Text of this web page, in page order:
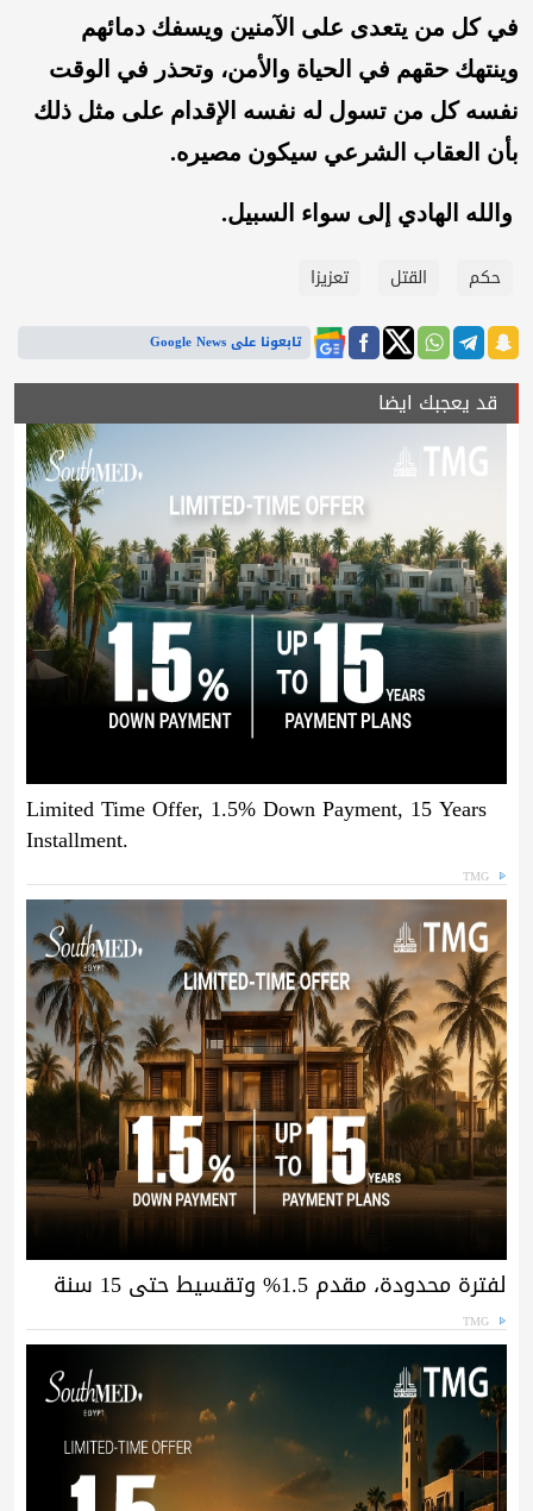
في كل من يتعدى على الآمنين ويسفك دمائهم
وينتهك حقهم في الحياة والأمن، وتحذر في الوقت
نفسه كل من تسول له نفسه الإقدام على مثل ذلك
بأن العقاب الشرعي سيكون مصيره.
والله الهادي إلى سواء السبيل.
حكم القتل تعزيزا
تابعونا على Google News
قد يعجبك ايضا
Limited Time Offer, 1.5% Down Payment, 15 Years
Installment.
TMG
لفترة محدودة، مقدم 1.5% وتقسيط حتى 15 سنة
TMG